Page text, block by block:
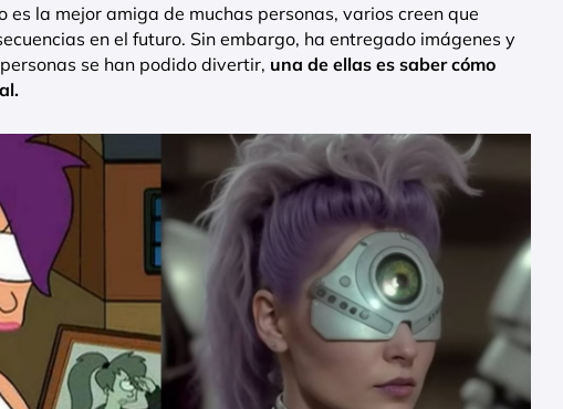
la mejor amiga de muchas personas, varios creen que
en el futuro. Sin embargo, ha entregado imágenes y
se han podido divertir, una de ellas es saber cómo